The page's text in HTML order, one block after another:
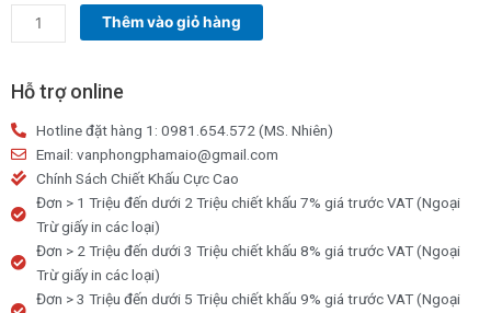
Mộc
dấu
-
THANH
TOÁN
số
lượng
Thêm vào giỏ hàng
Hỗ trợ online
Hotline đặt hàng 1: 0981.654.572 (MS. Nhiên)
Email: vanphongphamaio@gmail.com
Chính Sách Chiết Khấu Cực Cao
Đơn > 1 Triệu đến dưới 2 Triệu chiết khấu 7% giá trước VAT (Ngoại
Trừ giấy in các loại)
Đơn > 2 Triệu đến dưới 3 Triệu chiết khấu 8% giá trước VAT (Ngoại
Trừ giấy in các loại)
Đơn > 3 Triệu đến dưới 5 Triệu chiết khấu 9% giá trước VAT (Ngoại